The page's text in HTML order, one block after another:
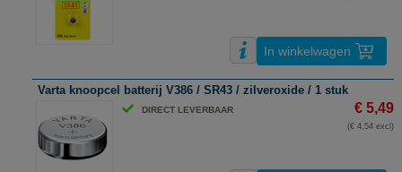
In winkelwagen
Varta knoopcel batterij V386 / SR43 / zilveroxide / 1 stuk
DIRECT LEVERBAAR € 5,49
(€ 4,54 excl)